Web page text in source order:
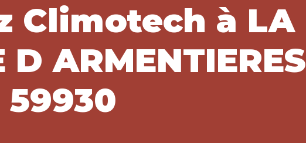
Climotech à LA
D ARMENTIERES
59930